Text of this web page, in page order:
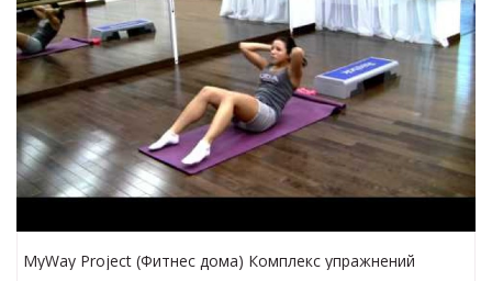
MyWay Project (Фитнес дома) Комплекс упражнений